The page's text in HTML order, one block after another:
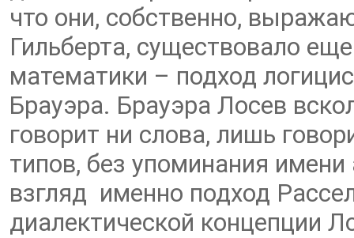
что они, собственно,
Гильберта, существовало
математики – подход
Брауэра. Брауэра Лосев
говорит ни слова, лишь
типов, без упоминания
взгляд именно подход
диалектической концепции